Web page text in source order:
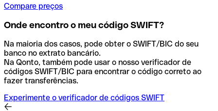
Compare preços
Onde encontro o meu código SWIFT?
Na maioria dos casos, pode obter o SWIFT/BIC do seu
banco no extrato bancário.
Na Qonto, também pode usar o nosso verificador de
códigos SWIFT/BIC para encontrar o código correto ao
fazer transferências.
Experimente o verificador de códigos SWIFT